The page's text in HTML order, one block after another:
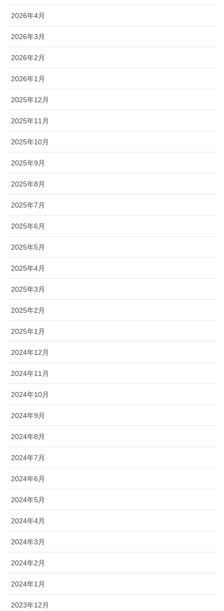
2026年4月
2026年3月
2026年2月
2026年1月
2025年12月
2025年11月
2025年10月
2025年9月
2025年8月
2025年7月
2025年6月
2025年5月
2025年4月
2025年3月
2025年2月
2025年1月
2024年12月
2024年11月
2024年10月
2024年9月
2024年8月
2024年7月
2024年6月
2024年5月
2024年4月
2024年3月
2024年2月
2024年1月
2023年12月